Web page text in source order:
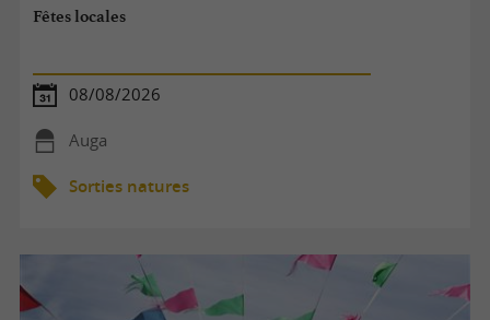
Fêtes locales
08/08/2026
Auga
Sorties natures